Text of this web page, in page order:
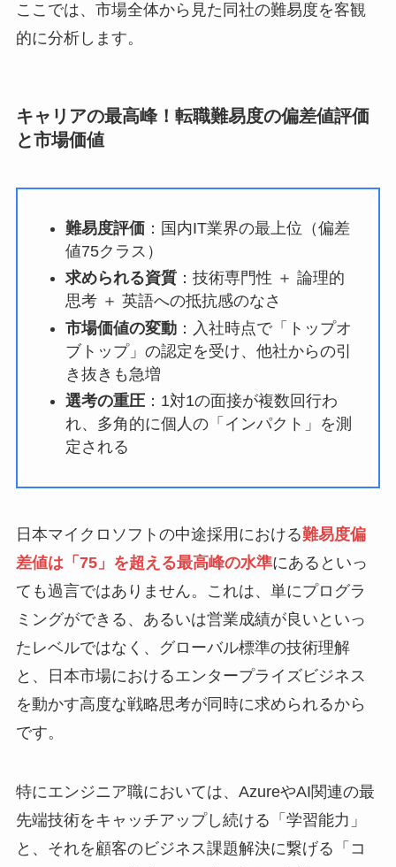
ここでは、市場全体から見た同社の難易度を客観
的に分析します。
キャリアの最高峰！転職難易度の偏差値評価
と市場価値
難易度評価：国内IT業界の最上位（偏差
値75クラス）
求められる資質：技術専門性 ＋ 論理的
思考 ＋ 英語への抵抗感のなさ
市場価値の変動：入社時点で「トップオ
ブトップ」の認定を受け、他社からの引
き抜きも急増
選考の重圧：1対1の面接が複数回行わ
れ、多角的に個人の「インパクト」を測
定される
日本マイクロソフトの中途採用における難易度偏
差値は「75」を超える最高峰の水準にあるといっ
ても過言ではありません。これは、単にプログラ
ミングができる、あるいは営業成績が良いといっ
たレベルではなく、グローバル標準の技術理解
と、日本市場におけるエンタープライズビジネス
を動かす高度な戦略思考が同時に求められるから
です。
特にエンジニア職においては、AzureやAI関連の最
先端技術をキャッチアップし続ける「学習能力」
と、それを顧客のビジネス課題解決に繋げる「コ